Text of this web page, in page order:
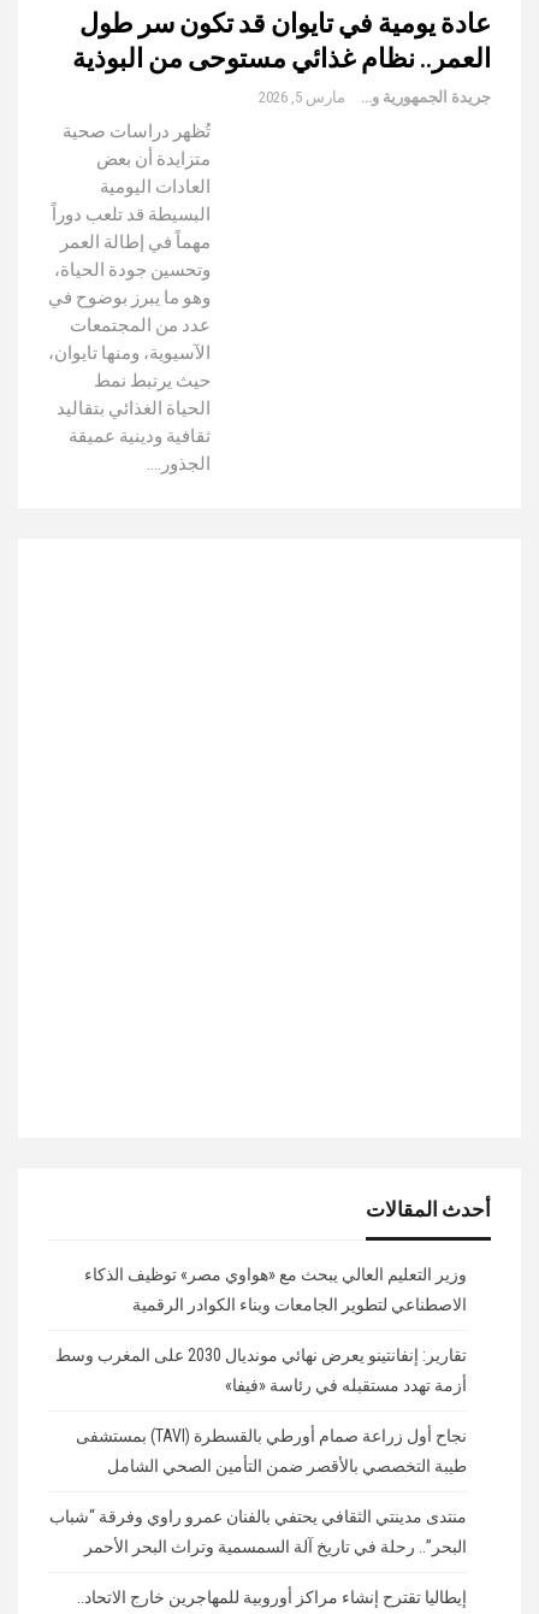
عادة يومية في تايوان قد تكون سر طول
العمر.. نظام غذائي مستوحى من البوذية
جريدة الجمهورية والعالم مارس 5, 2026
تُظهر دراسات صحية
متزايدة أن بعض
العادات اليومية
البسيطة قد تلعب دوراً
مهماً في إطالة العمر
وتحسين جودة الحياة،
وهو ما يبرز بوضوح في
عدد من المجتمعات
الآسيوية، ومنها تايوان،
حيث يرتبط نمط
الحياة الغذائي بتقاليد
ثقافية ودينية عميقة
الجذور.…
أحدث المقالات
وزير التعليم العالي يبحث مع «هواوي مصر» توظيف الذكاء
الاصطناعي لتطوير الجامعات وبناء الكوادر الرقمية
تقارير: إنفانتينو يعرض نهائي مونديال 2030 على المغرب وسط
أزمة تهدد مستقبله في رئاسة «فيفا»
نجاح أول زراعة صمام أورطي بالقسطرة (TAVI) بمستشفى
طيبة التخصصي بالأقصر ضمن التأمين الصحي الشامل
منتدى مدينتي الثقافي يحتفي بالفنان عمرو راوي وفرقة “شباب
البحر”.. رحلة في تاريخ آلة السمسمية وتراث البحر الأحمر
إيطاليا تقترح إنشاء مراكز أوروبية للمهاجرين خارج الاتحاد..